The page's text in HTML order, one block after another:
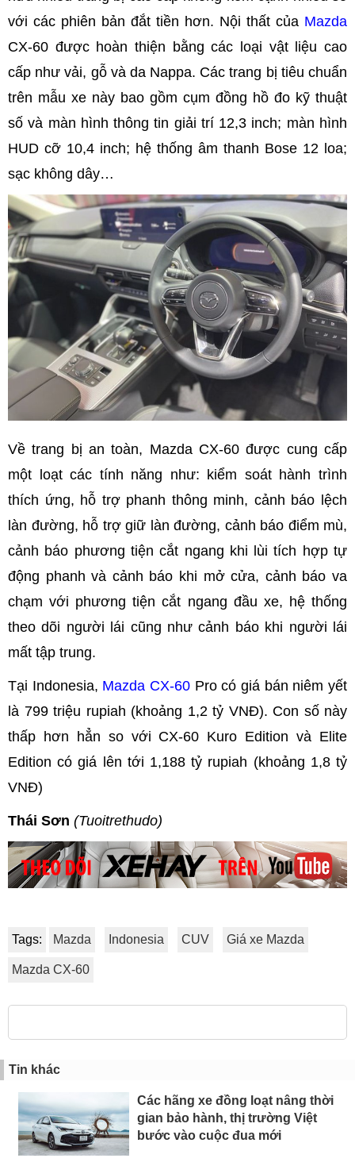
với các phiên bản đắt tiền hơn. Nội thất của Mazda
CX-60 được hoàn thiện bằng các loại vật liệu cao
cấp như vải, gỗ và da Nappa. Các trang bị tiêu chuẩn
trên mẫu xe này bao gồm cụm đồng hồ đo kỹ thuật
số và màn hình thông tin giải trí 12,3 inch; màn hình
HUD cỡ 10,4 inch; hệ thống âm thanh Bose 12 loa;
sạc không dây…
Về trang bị an toàn, Mazda CX-60 được cung cấp
một loạt các tính năng như: kiểm soát hành trình
thích ứng, hỗ trợ phanh thông minh, cảnh báo lệch
làn đường, hỗ trợ giữ làn đường, cảnh báo điểm mù,
cảnh báo phương tiện cắt ngang khi lùi tích hợp tự
động phanh và cảnh báo khi mở cửa, cảnh báo va
chạm với phương tiện cắt ngang đầu xe, hệ thống
theo dõi người lái cũng như cảnh báo khi người lái
mất tập trung.
Tại Indonesia, Mazda CX-60 Pro có giá bán niêm yết
là 799 triệu rupiah (khoảng 1,2 tỷ VNĐ). Con số này
thấp hơn hẳn so với CX-60 Kuro Edition và Elite
Edition có giá lên tới 1,188 tỷ rupiah (khoảng 1,8 tỷ
VNĐ)
Thái Sơn (Tuoitrethudo)
Tags: Mazda Indonesia CUV Giá xe Mazda
Mazda CX-60
Tin khác
Các hãng xe đồng loạt nâng thời
gian bảo hành, thị trường Việt
bước vào cuộc đua mới